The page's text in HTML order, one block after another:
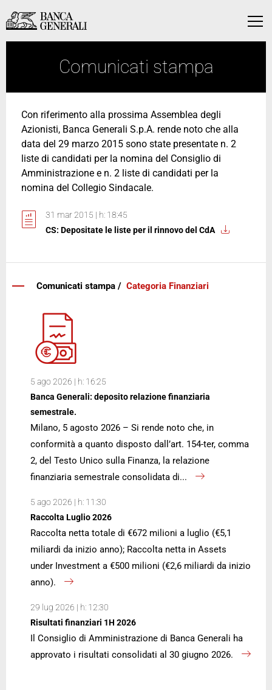
Vai al contenuto principale
Menu
Vai al contenuto principale
Comunicati stampa
Con riferimento alla prossima Assemblea degli
Azionisti, Banca Generali S.p.A. rende noto che alla
data del 29 marzo 2015 sono state presentate n. 2
liste di candidati per la nomina del Consiglio di
Amministrazione e n. 2 liste di candidati per la
nomina del Collegio Sindacale.
31 mar 2015 | h: 18:45
CS: Depositate le liste per il rinnovo del CdA
Comunicati stampa / Categoria Finanziari
5 ago 2026 | h: 16:25
Banca Generali: deposito relazione finanziaria
semestrale.
Milano, 5 agosto 2026 – Si rende noto che, in
conformità a quanto disposto dall’art. 154-ter, comma
2, del Testo Unico sulla Finanza, la relazione
finanziaria semestrale consolidata di...
5 ago 2026 | h: 11:30
Raccolta Luglio 2026
Raccolta netta totale di €672 milioni a luglio (€5,1
miliardi da inizio anno); Raccolta netta in Assets
under Investment a €500 milioni (€2,6 miliardi da inizio
anno).
29 lug 2026 | h: 12:30
Risultati finanziari 1H 2026
Il Consiglio di Amministrazione di Banca Generali ha
approvato i risultati consolidati al 30 giugno 2026.